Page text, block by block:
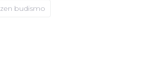
zen budismo